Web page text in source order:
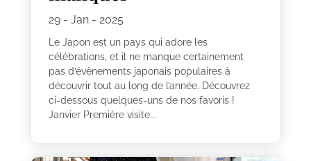
29 - Jan - 2025
Le Japon est un pays qui adore les
célébrations, et il ne manque certainement
pas d’évènements japonais populaires à
découvrir tout au long de l’année. Découvrez
ci-dessous quelques-uns de nos favoris !
Janvier Première visite...